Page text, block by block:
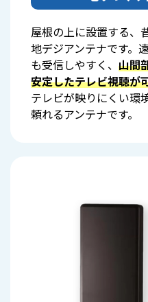
屋根の上に設置する、
地デジアンテナです。
も受信しやすく、 山間
安定したテレビ視聴が
テレビが映りにくい環
頼れるアンテナです。